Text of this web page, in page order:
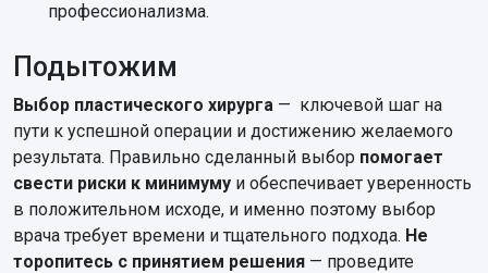
профессионализма.
Подытожим
Выбор пластического хирурга — ключевой шаг на
пути к успешной операции и достижению желаемого
результата. Правильно сделанный выбор помогает
свести риски к минимуму и обеспечивает уверенность
в положительном исходе, и именно поэтому выбор
врача требует времени и тщательного подхода. Не
торопитесь с принятием решения — проведите